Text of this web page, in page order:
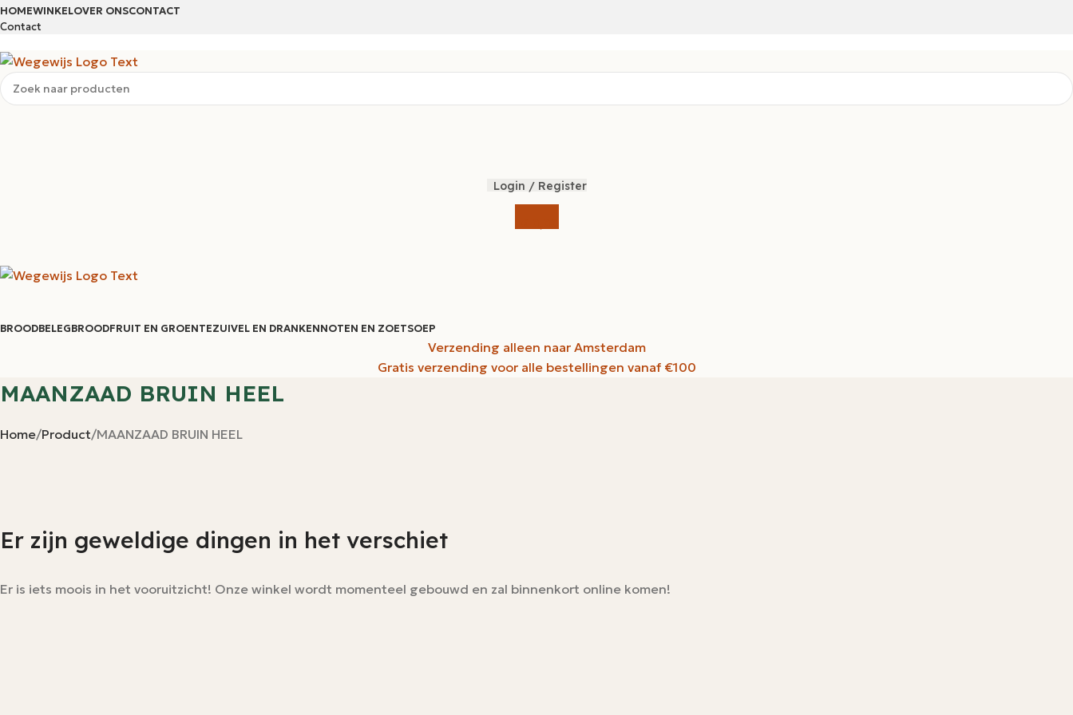
HOMEWINKELOVER ONSCONTACT
Contact
Login / Register
BROODBELEGBROODFRUIT EN GROENTEZUIVEL EN DRANKENNOTEN EN ZOETSOEP
Verzending alleen naar Amsterdam
Gratis verzending voor alle bestellingen vanaf €100
MAANZAAD BRUIN HEEL
Home Product MAANZAAD BRUIN HEEL
Er zijn geweldige dingen in het verschiet
Er is iets moois in het vooruitzicht! Onze winkel wordt momenteel gebouwd en zal binnenkort online komen!